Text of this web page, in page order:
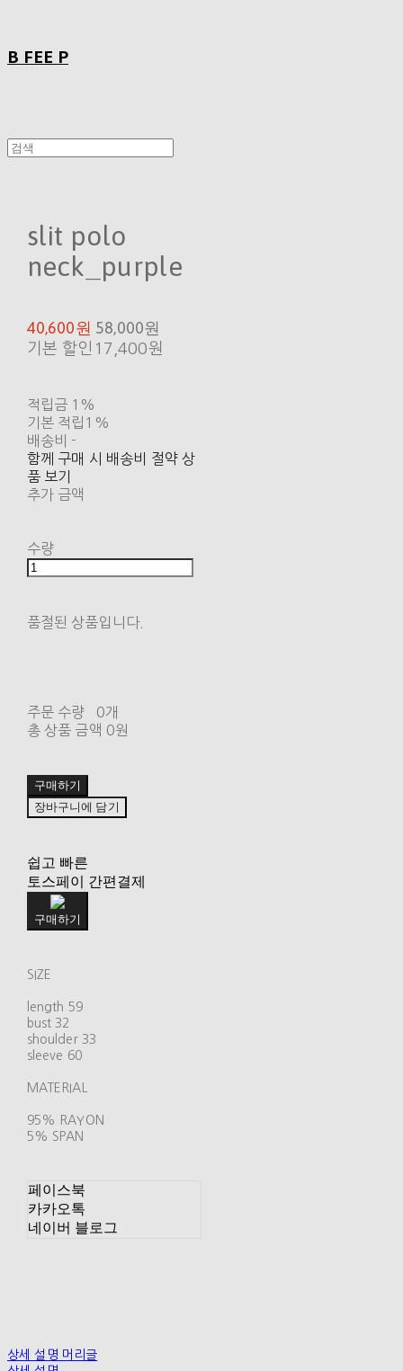
B FEE P
slit polo
neck_purple
40,600원 58,000원
기본 할인 17,400원
적립금 1%
기본 적립 1%
배송비 -
함께 구매 시 배송비 절약 상
품 보기
추가 금액
수량
품절된 상품입니다.
주문 수량
0개
총 상품 금액 0원
구매하기
장바구니에 담기
쉽고 빠른
토스페이 간편결제
구매하기
SIZE
length 59
bust 32
shoulder 33
sleeve 60
MATERIAL
95% RAYON
5% SPAN
페이스북
카카오톡
네이버 블로그
상세 설명 머리글